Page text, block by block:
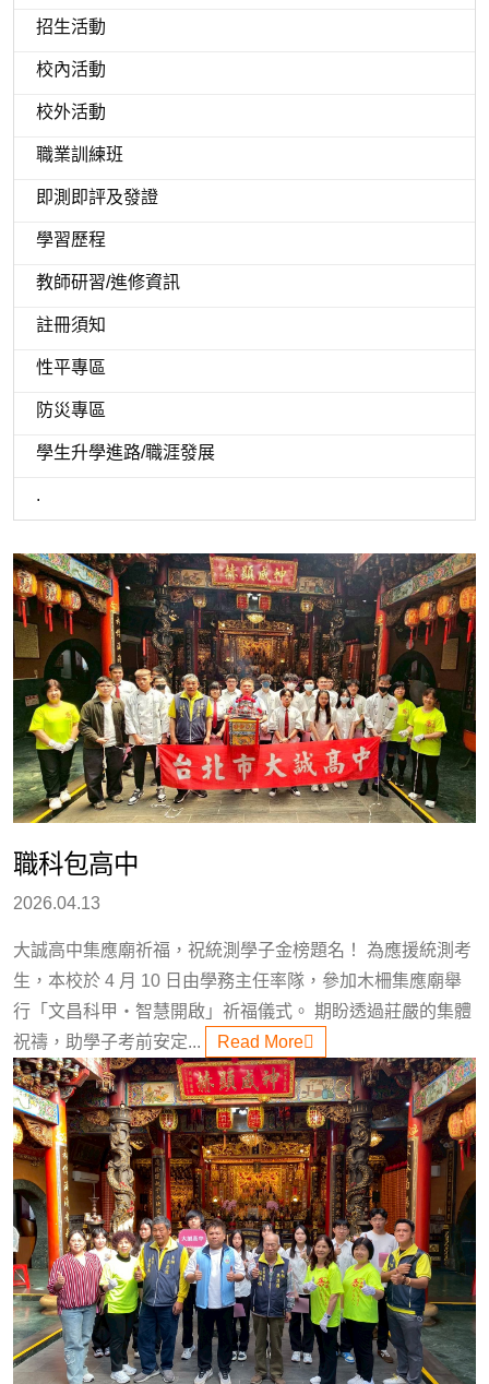
招生活動
校內活動
校外活動
職業訓練班
即測即評及發證
學習歷程
教師研習/進修資訊
註冊須知
性平專區
防災專區
學生升學進路/職涯發展
.
職科包高中
2026.04.13
大誠高中集應廟祈福，祝統測學子金榜題名！ 為應援統測考
生，本校於 4 月 10 日由學務主任率隊，參加木柵集應廟舉
行「文昌科甲・智慧開啟」祈福儀式。 期盼透過莊嚴的集體
祝禱，助學子考前安定...
Read More